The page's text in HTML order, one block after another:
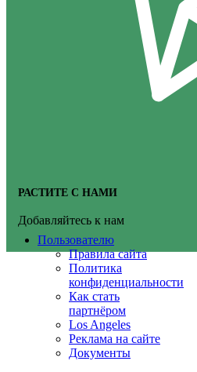
РАСТИТЕ С НАМИ
Добавляйтесь к нам
Пользователю
Правила сайта
Политика
конфиденциальности
Как стать
партнёром
Los Angeles
Реклама на сайте
Документы